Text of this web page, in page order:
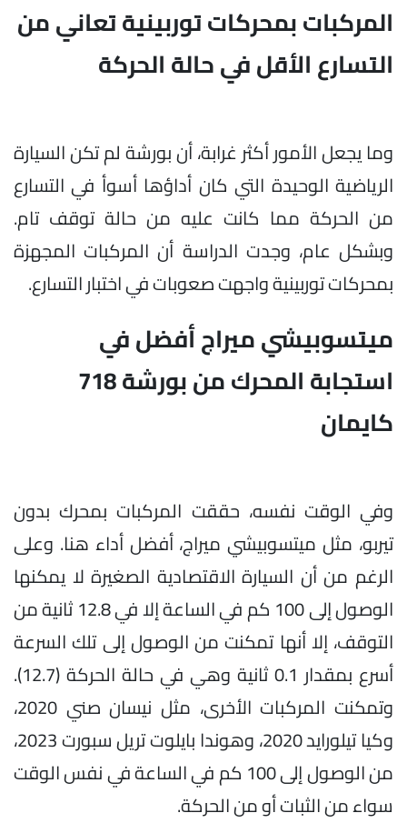
المركبات بمحركات توربينية تعاني من
التسارع الأقل في حالة الحركة
وما يجعل الأمور أكثر غرابة، أن بورشة لم تكن السيارة
الرياضية الوحيدة التي كان أداؤها أسوأ في التسارع
من الحركة مما كانت عليه من حالة توقف تام.
وبشكل عام، وجدت الدراسة أن المركبات المجهزة
بمحركات توربينية واجهت صعوبات في اختبار التسارع.
ميتسوبيشي ميراج أفضل في
استجابة المحرك من بورشة 718
كايمان
وفي الوقت نفسه، حققت المركبات بمحرك بدون
تيربو، مثل ميتسوبيشي ميراج، أفضل أداء هنا. وعلى
الرغم من أن السيارة الاقتصادية الصغيرة لا يمكنها
الوصول إلى 100 كم في الساعة إلا في 12.8 ثانية من
التوقف، إلا أنها تمكنت من الوصول إلى تلك السرعة
أسرع بمقدار 0.1 ثانية وهي في حالة الحركة (12.7).
وتمكنت المركبات الأخرى، مثل نيسان صني 2020،
وكيا تيلورايد 2020، وهوندا بايلوت تريل سبورت 2023،
من الوصول إلى 100 كم في الساعة في نفس الوقت
سواء من الثبات أو من الحركة.